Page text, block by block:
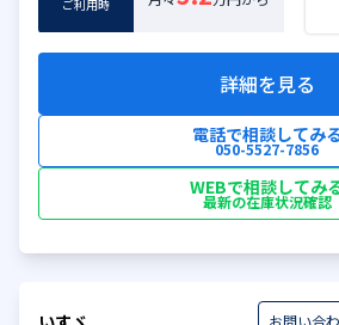
ご利用時
詳細を見る
電話で相談してみ
050-5527-7856
WEBで相談してみ
最新の在庫状況確認
お問い合